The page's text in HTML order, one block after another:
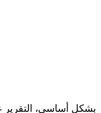
بشكل أساسي، التقرير